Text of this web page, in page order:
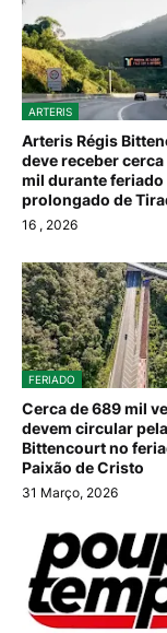
ARTERIS
Arteris Régis
deve receber cerca
mil durante feriado
prolongado de
16 , 2026
FERIADO
Cerca de 689 mil
devem circular
Bittencourt no
Paixão de Cristo
31 Março, 2026